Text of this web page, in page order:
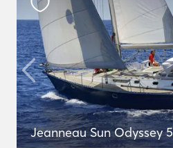
Jeanneau Sun Odyssey